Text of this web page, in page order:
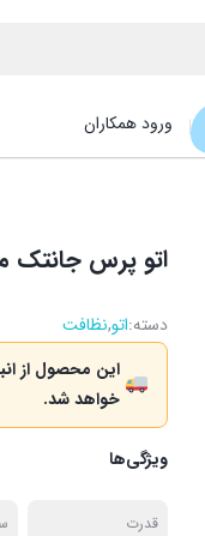
ورود همکاران
اتو پرس جانتک مدل ۵۷۰۰
دسته:اتو,نظافت
این محصول از
خواهد شد.
ویژگی‌ها
قدرت